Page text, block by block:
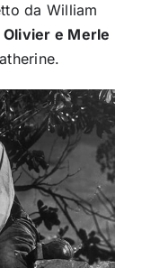
da William
Olivier e Merle